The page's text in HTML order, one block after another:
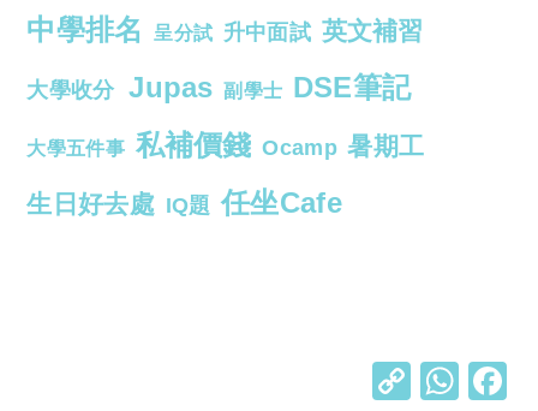
中學排名 呈分試 升中面試 英文補習
大學收分 Jupas 副學士 DSE筆記
大學五件事 私補價錢 Ocamp 暑期工
生日好去處 IQ題 任坐Cafe
C W